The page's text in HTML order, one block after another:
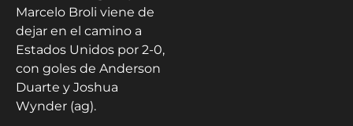
Marcelo Broli viene de
dejar en el camino a
Estados Unidos por 2-0,
con goles de Anderson
Duarte y Joshua
Wynder (ag).